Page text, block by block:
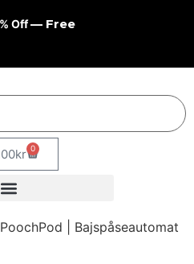
Off— Free
kr 0
| Bajspåseautomat